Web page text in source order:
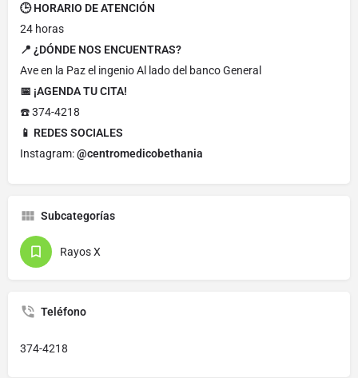
🕒 HORARIO DE ATENCIÓN
24 horas
📍 ¿DÓNDE NOS ENCUENTRAS?
Ave en la Paz el ingenio Al lado del banco General
📅 ¡AGENDA TU CITA!
☎️ 374-4218
📱 REDES SOCIALES
Instagram:@centromedicobethania
Subcategorías
Rayos X
Teléfono
374-4218